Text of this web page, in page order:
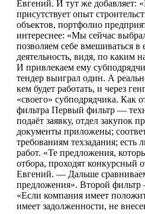
Евгений. И тут же добавляет:
присутствует опыт
объектов, портфолио
интереснее: «Мы сейчас
позволяем себе вмешиваться в
деятельность, видя, по каким
И привлекаем ему
тендер выиграл один. А
кем будет работать, и через
«своего» субподрядчика. Как
фильтра Первый фильтр —
подаёт заявку, отдел закупок
документы приложены;
требованиям техзадания; есть
работ. «Те предложения,
отбора, проходят конкурсный
Евгений. — Дальше
предложения». Второй фильтр
«Если компания имеет
имеет задолженности, не